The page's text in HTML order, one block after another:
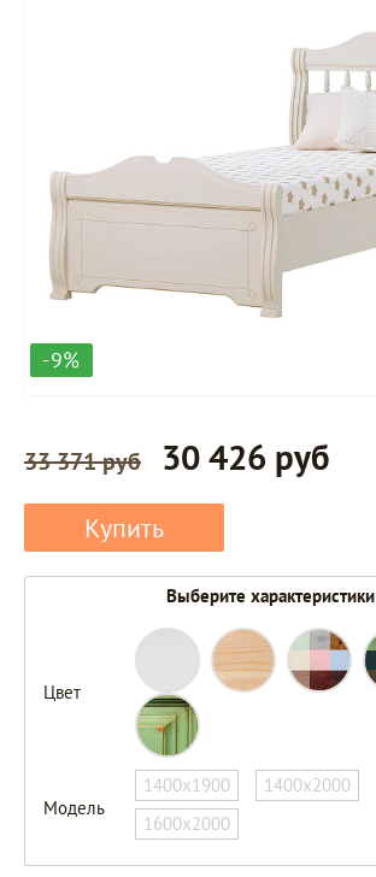
-9%
33 371 руб 30 426 руб
Купить
Выберите характеристики
Цвет
Модель
1400х1900 1400х2000
1600х2000